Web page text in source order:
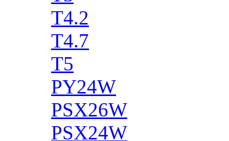
T4.2
T4.7
T5
PY24W
PSX26W
PSX24W